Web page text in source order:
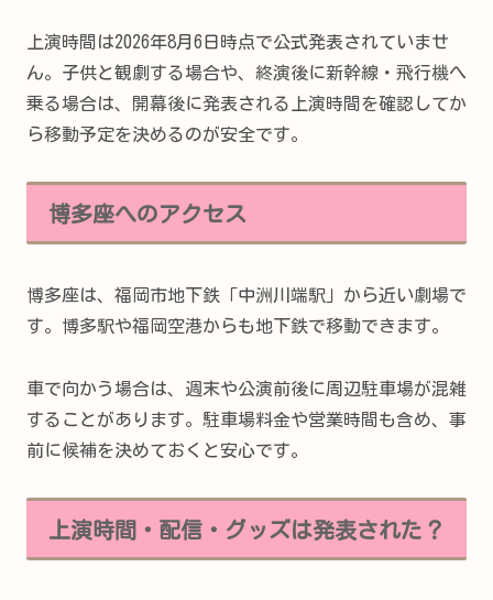
上演時間は2026年8月6日時点で公式発表されていませ
ん。子供と観劇する場合や、終演後に新幹線・飛行機へ
乗る場合は、開幕後に発表される上演時間を確認してか
ら移動予定を決めるのが安全です。
博多座へのアクセス
博多座は、福岡市地下鉄「中洲川端駅」から近い劇場で
す。博多駅や福岡空港からも地下鉄で移動できます。
車で向かう場合は、週末や公演前後に周辺駐車場が混雑
することがあります。駐車場料金や営業時間も含め、事
前に候補を決めておくと安心です。
上演時間・配信・グッズは発表された？